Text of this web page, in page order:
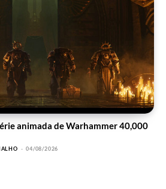
animada de Warhammer 40,000
- 04/08/2026